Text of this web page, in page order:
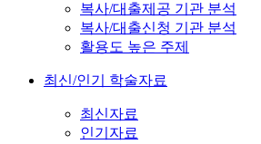
복사/대출제공 기관 분석
복사/대출신청 기관 분석
활용도 높은 주제
최신/인기 학술자료
최신자료
인기자료